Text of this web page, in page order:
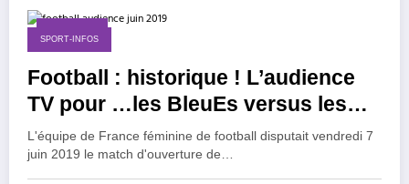
SPORT-INFOS
Football : historique ! L’audience
TV pour …les BleuEs versus les
Bleus !
L'équipe de France féminine de football disputait vendredi 7
juin 2019 le match d'ouverture de…